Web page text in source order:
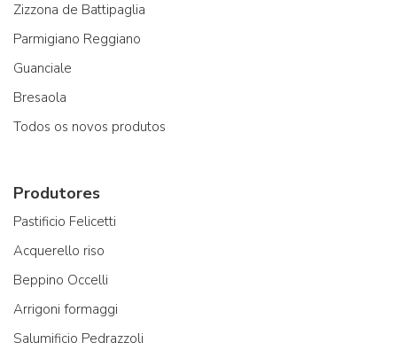
Zizzona de Battipaglia
Parmigiano Reggiano
Guanciale
Bresaola
Todos os novos produtos
Produtores
Pastificio Felicetti
Acquerello riso
Beppino Occelli
Arrigoni formaggi
Salumificio Pedrazzoli